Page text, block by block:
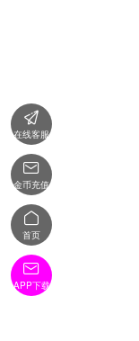

在线客服

金币充值

首页

APP下载